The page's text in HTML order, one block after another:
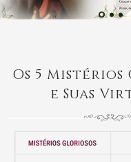
Os 5
e Suas